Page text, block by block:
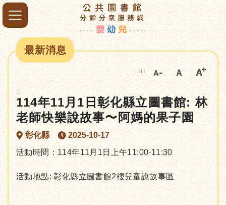
最新消息
:::
:::
114年11月1日彰化縣立圖書館: 林
老師快樂說故事〜阿媽的果子園
彰化縣
2025-10-17
活動時間：114年11月1日上午11:00-11:30
活動地點: 彰化縣立圖書館2樓兒童說故事區